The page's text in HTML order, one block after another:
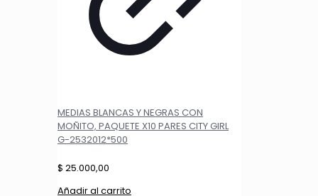
MEDIAS BLANCAS Y NEGRAS CON
MOÑITO, PAQUETE X10 PARES CITY GIRL
G-2532012*500
$ 25.000,00
Añadir al carrito